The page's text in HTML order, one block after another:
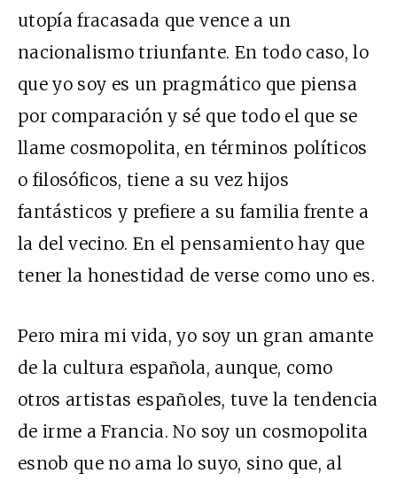
utopía fracasada que vence a un
nacionalismo triunfante. En todo caso, lo
que yo soy es un pragmático que piensa
por comparación y sé que todo el que se
llame cosmopolita, en términos políticos
o filosóficos, tiene a su vez hijos
fantásticos y prefiere a su familia frente a
la del vecino. En el pensamiento hay que
tener la honestidad de verse como uno es.
Pero mira mi vida, yo soy un gran amante
de la cultura española, aunque, como
otros artistas españoles, tuve la tendencia
de irme a Francia. No soy un cosmopolita
esnob que no ama lo suyo, sino que, al